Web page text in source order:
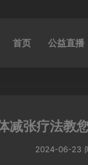
首页 公益直播
减张疗法教
2024-06-23